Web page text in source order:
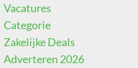
Vacatures
Categorie
Zakelijke Deals
Adverteren 2026